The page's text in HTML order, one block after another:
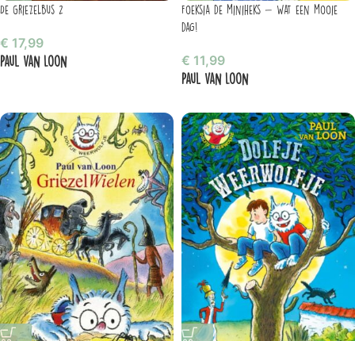
De Griezelbus 2
€ 17,99
Paul van Loon
Foeksia de miniheks – Wat een mooie
dag!
€ 11,99
Paul van Loon